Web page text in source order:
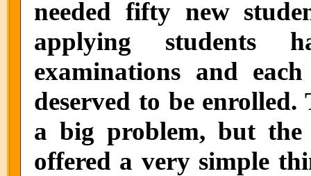
needed fifty new
applying students
examinations and
deserved to be
a big problem, but the
offered a very simple